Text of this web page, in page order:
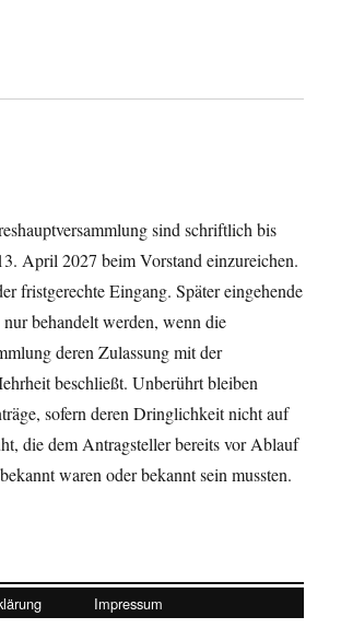
sind schriftlich bis
April 2027 beim Vorstand einzureichen.
fristgerechte Eingang. Später eingehende
behandelt werden, wenn die
deren Zulassung mit der
beschließt. Unberührt bleiben
sofern deren Dringlichkeit nicht auf
die dem Antragsteller bereits vor Ablauf
waren oder bekannt sein mussten.
Impressum